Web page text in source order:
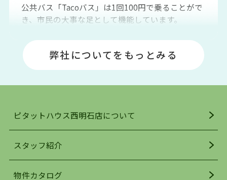
公共バス「Tacoバス」は1回100円で乗ることがで
き、市民の大事な足として機能しています。
場や釣りスポットが多くあります。JR「大久保
駅」周辺には、ビブレ・イオンをはじめとした買
い物施設も多くあり、買い物にも困りません。
明石駅・西明石駅を中心に、明石市・神戸市西区
でお部屋探している方は、ぜひ当ＨＰにて物件を
お探しになってください。弊社は、スタッフの平
を行っており地域最大級の情報取扱量を誇ってお
弊社についてをもっとみる
ピタットハウス西明石店について
スタッフ紹介
物件カタログ